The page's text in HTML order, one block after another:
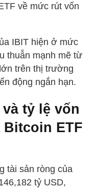
về mức rút vốn
IBIT hiện ở mức
thuẫn mạnh mẽ từ
trên thị trường
động ngắn hạn.
tỷ lệ vốn
ETF
tài sản ròng của
tỷ USD,